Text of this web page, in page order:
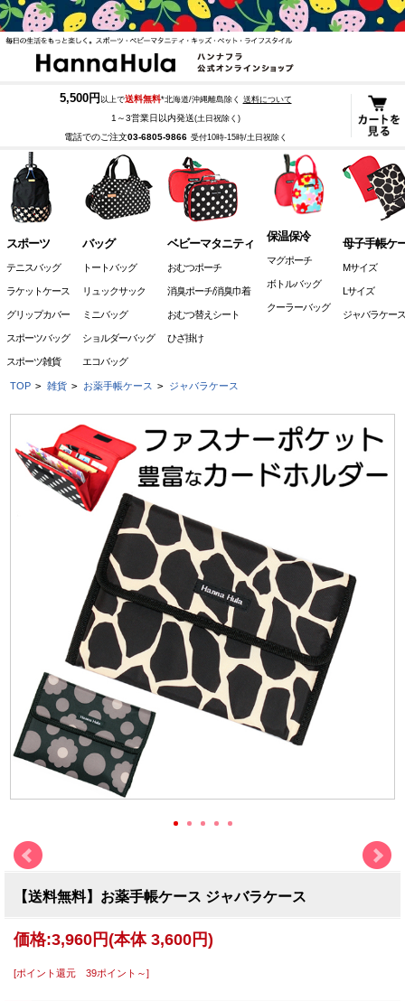
5,500円 以上で送料無料*北海道/沖縄離島除く 送料について
1～3営業日以内発送(土日祝除く)
電話でのご注文03-6805-9866 受付10時-15時/土日祝除く
スポーツ
テニスバッグ
ラケットケース
グリップカバー
スポーツバッグ
スポーツ雑貨
バッグ
トートバッグ
リュックサック
ミニバッグ
ショルダーバッグ
エコバッグ
ベビーマタニティ
おむつポーチ
消臭ポーチ/消臭巾着
おむつ替えシート
ひざ掛け
保温保冷
マグポーチ
ボトルバッグ
クーラーバッグ
母子手帳ケ
Mサイズ
Lサイズ
ジャバラケース
TOP > 雑貨 > お薬手帳ケース > ジャバラケース
【送料無料】お薬手帳ケース ジャバラケース
価格:3,960円(本体 3,600円)
[ポイント還元 39ポイント～]